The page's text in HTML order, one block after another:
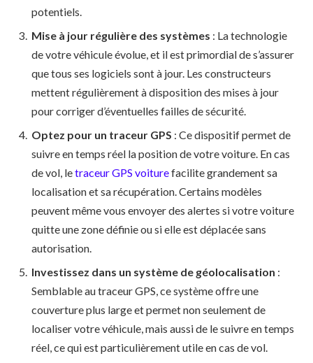
potentiels.
Mise à jour régulière des systèmes : La technologie
de votre véhicule évolue, et il est primordial de s’assurer
que tous ses logiciels sont à jour. Les constructeurs
mettent régulièrement à disposition des mises à jour
pour corriger d’éventuelles failles de sécurité.
Optez pour un traceur GPS : Ce dispositif permet de
suivre en temps réel la position de votre voiture. En cas
de vol, letraceur GPS voiturefacilite grandement sa
localisation et sa récupération. Certains modèles
peuvent même vous envoyer des alertes si votre voiture
quitte une zone définie ou si elle est déplacée sans
autorisation.
Investissez dans un système de géolocalisation :
Semblable au traceur GPS, ce système offre une
couverture plus large et permet non seulement de
localiser votre véhicule, mais aussi de le suivre en temps
réel, ce qui est particulièrement utile en cas de vol.